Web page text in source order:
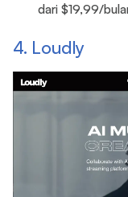
dari $19,99/
4. Loudly